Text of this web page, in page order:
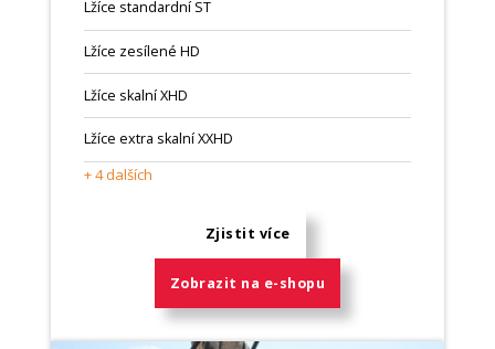
Lžíce standardní ST
Lžíce zesílené HD
Lžíce skalní XHD
Lžíce extra skalní XXHD
+ 4 dalších
Zjistit více
Zobrazit na e-shopu